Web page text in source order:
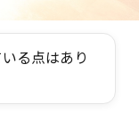
る点はあり